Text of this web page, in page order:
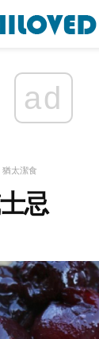
ad
猶太潔食
忌